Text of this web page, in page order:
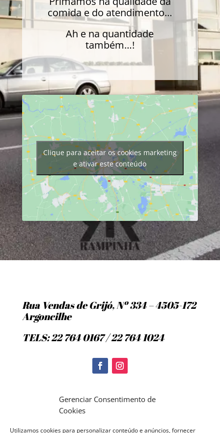
Gerenciar Consentimento de
Cookies
Utilizamos cookies para personalizar conteúdo e anúncios, fornecer
comida e do atendimento…
Ah e na quantidade
também…!
Clique para aceitar os cookies marketing
e ativar este conteúdo
Rua Vendas de Grijó, Nº 334 – 4505-172
Argoncilhe
TELS: 22 764 0167 / 22 764 1024
Politica de Cookies